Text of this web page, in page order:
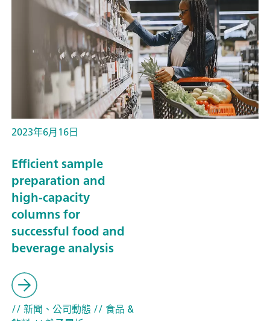
2023年6月16日
Efficient sample
preparation and
high-capacity
columns for
successful food and
beverage analysis
// 新聞、公司動態 // 食品 &